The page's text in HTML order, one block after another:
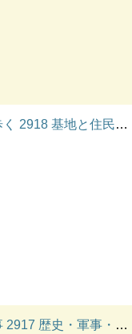
住民の地域生活史 中公新書
・安定のメカニズム 中公新書